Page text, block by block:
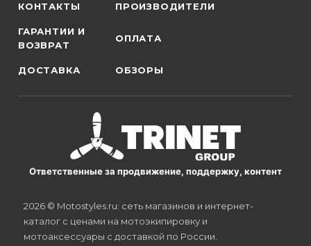
КОНТАКТЫ ПРОИЗВОДИТЕЛИ
ГАРАНТИИ И
ВОЗВРАТ
ОПЛАТА
ДОСТАВКА ОБЗОРЫ
Ответственные за продвижение, поддержку, контент
2026 © Motostyles.ru: сеть магазинов и интернет-
каталог с ценами на мотоэкипировку и
мотоаксессуары с доставкой по России.